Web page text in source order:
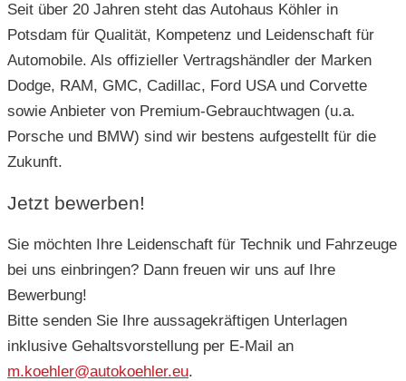
Seit über 20 Jahren steht das Autohaus Köhler in
Potsdam für Qualität, Kompetenz und Leidenschaft für
Automobile. Als offizieller Vertragshändler der Marken
Dodge, RAM, GMC, Cadillac, Ford USA und Corvette
sowie Anbieter von Premium-Gebrauchtwagen (u.a.
Porsche und BMW) sind wir bestens aufgestellt für die
Zukunft.
Jetzt bewerben!
Sie möchten Ihre Leidenschaft für Technik und Fahrzeuge
bei uns einbringen? Dann freuen wir uns auf Ihre
Bewerbung!
Bitte senden Sie Ihre aussagekräftigen Unterlagen
inklusive Gehaltsvorstellung per E-Mail an
m.koehler@autokoehler.eu.